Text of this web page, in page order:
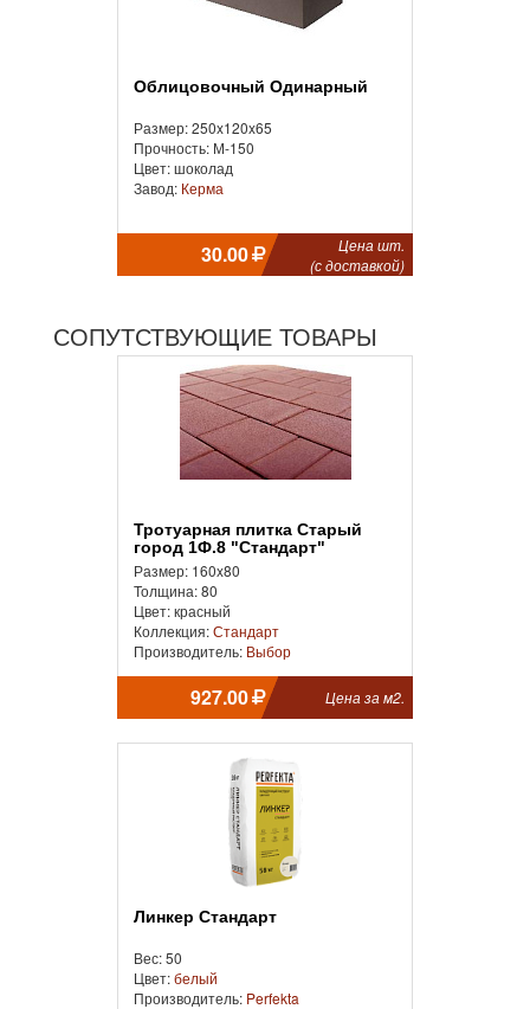
Облицовочный Одинарный
Размер: 250x120x65
Прочность: М-150
Цвет: шоколад
Завод: Керма
30.00
Цена шт.
(с доставкой)
СОПУТСТВУЮЩИЕ ТОВАРЫ
Тротуарная плитка Старый
город 1Ф.8 "Стандарт"
Размер: 160x80
Толщина: 80
Цвет: красный
Коллекция:Стандарт
Производитель: Выбор
927.00 Цена за м2.
Линкер Стандарт
Вес: 50
Цвет:белый
Производитель: Perfekta